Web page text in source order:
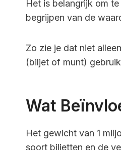
Het is belangrijk om
begrijpen van de
Zo zie je dat niet
(biljet of munt)
Wat
Het gewicht van 1
soort biljetten en de